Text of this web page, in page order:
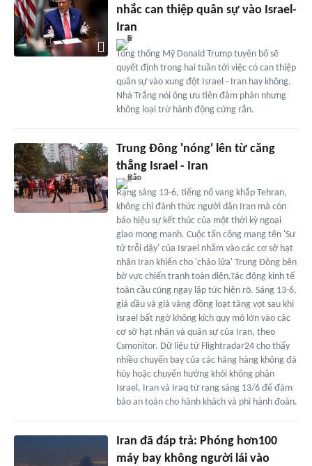
nhắc can thiệp quân sự vào Israel-
Iran
Tổng thống Mỹ Donald Trump tuyên bố sẽ
quyết định trong hai tuần tới việc có can thiệp
quân sự vào xung đột Israel - Iran hay không.
Nhà Trắng nói ông ưu tiên đàm phán nhưng
không loại trừ hành động cứng rắn.
Trung Đông 'nóng' lên từ căng
thẳng Israel - Iran
Rạng sáng 13-6, tiếng nổ vang khắp Tehran,
không chỉ đánh thức người dân Iran mà còn
báo hiệu sự kết thúc của một thời kỳ ngoại
giao mong manh. Cuộc tấn công mang tên 'Sư
tử trỗi dậy' của Israel nhắm vào các cơ sở hạt
nhân Iran khiến cho 'chảo lửa' Trung Đông bên
bờ vực chiến tranh toàn diện.Tác động kinh tế
toàn cầu cũng ngay lập tức hiện rõ. Sáng 13-6,
giá dầu và giá vàng đồng loạt tăng vọt sau khi
Israel bất ngờ không kích quy mô lớn vào các
cơ sở hạt nhân và quân sự của Iran, theo
Csmonitor. Dữ liệu từ Flightradar24 cho thấy
nhiều chuyến bay của các hãng hàng không đã
hủy hoặc chuyển hướng khỏi không phận
Israel, Iran và Iraq từ rạng sáng 13/6 để đảm
bảo an toàn cho hành khách và phi hành đoàn.
Iran đã đáp trả: Phóng hơn100
máy bay không người lái vào